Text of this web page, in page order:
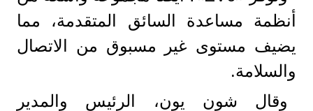
أنظمة مساعدة السائق المتقدمة، مما
يضيف مستوى غير مسبوق من الاتصال
والسلامة.
وقال شون يون، الرئيس والمدير